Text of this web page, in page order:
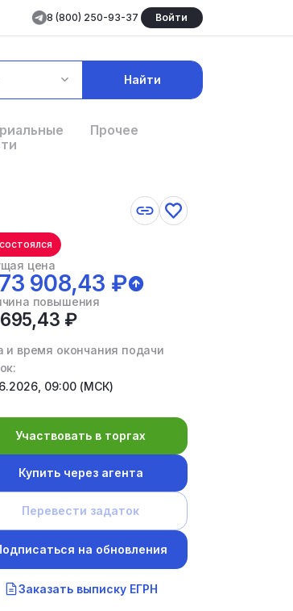
8 (800) 250-93-37 Войти
Найти
Прочее
цена
908,43 ₽
повышения
₽
и время окончания подачи
09:00 (МСК)
Участвовать в торгах
Купить через агента
Перевести задаток
на обновления
Заказать выписку ЕГРН